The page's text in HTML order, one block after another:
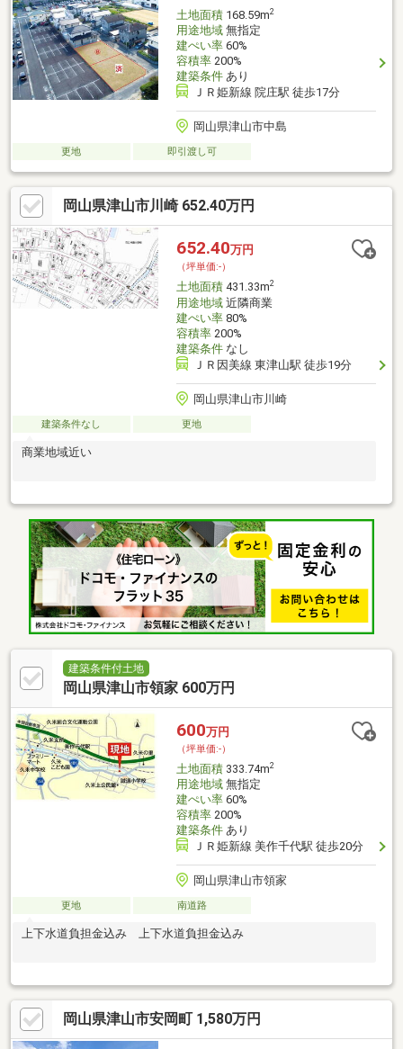
土地面積168.59m2
用途地域無指定
建ぺい率60%
容積率200%
建築条件あり
ＪＲ姫新線 院庄駅 徒歩17分
岡山県津山市中島
更地 即引渡し可
岡山県津山市川崎 652.40万円
652.40万円
（坪単価:-）
土地面積431.33m2
用途地域近隣商業
建ぺい率80%
容積率200%
建築条件なし
ＪＲ因美線 東津山駅 徒歩19分
岡山県津山市川崎
建築条件なし 更地
商業地域近い
建築条件付土地
岡山県津山市領家 600万円
600万円
（坪単価:-）
土地面積333.74m2
用途地域無指定
建ぺい率60%
容積率200%
建築条件あり
ＪＲ姫新線 美作千代駅 徒歩20分
岡山県津山市領家
更地 南道路
上下水道負担金込み 上下水道負担金込み
岡山県津山市安岡町 1,580万円